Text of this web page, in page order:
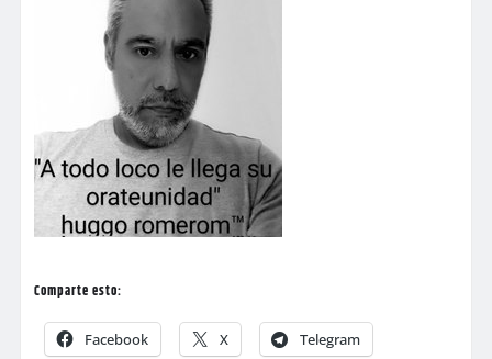
Comparte esto:
Facebook X Telegram